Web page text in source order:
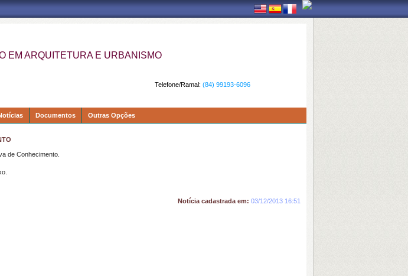
EM ARQUITETURA E URBANISMO
Telefone/Ramal: (84) 99193-6096
Documentos Outras Opções
de Conhecimento.
Notícia cadastrada em: 03/12/2013 16:51